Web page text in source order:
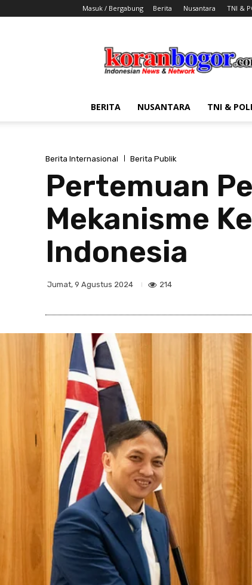
Masuk / Bergabung Berita Nusantara TNI &
Bogor
BERITA NUSANTARA TNI &
Berita Internasional Berita Publik
Pertemuan
Mekanisme
Indonesia
Jumat, 9 Agustus 2024 214